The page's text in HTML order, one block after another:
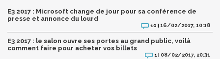
E3 2017 : Microsoft change de jour pour sa conférence de
presse et annonce du lourd
10 | 16/02/2017, 10:18
E3 2017 : le salon ouvre ses portes au grand public, voilà
comment faire pour acheter vos billets
1 | 08/02/2017, 20:31